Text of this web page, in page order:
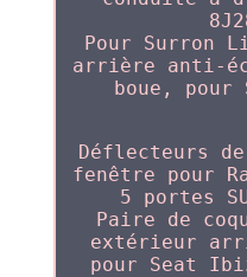
Pour Surron
arrière anti-
boue, pour
Déflecteurs
fenêtre pour
5 portes
Paire de
extérieur
pour Seat